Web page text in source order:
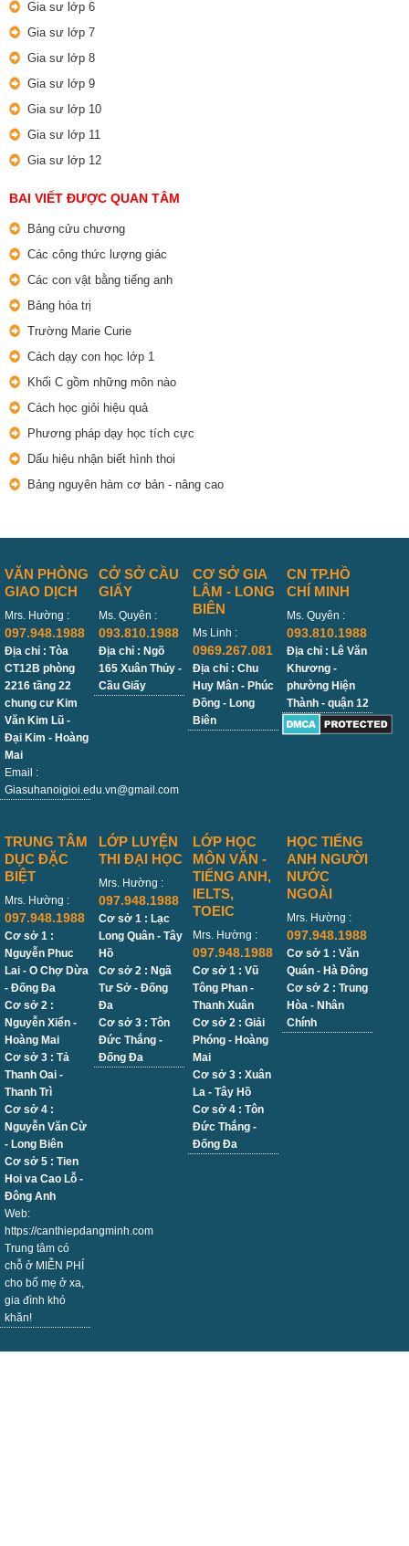
Gia sư lớp 6
Gia sư lớp 7
Gia sư lớp 8
Gia sư lớp 9
Gia sư lớp 10
Gia sư lớp 11
Gia sư lớp 12
BAI VIẾT ĐƯỢC QUAN TÂM
Bảng cửu chương
Các công thức lượng giác
Các con vật bằng tiếng anh
Bảng hóa trị
Trường Marie Curie
Cách dạy con học lớp 1
Khối C gồm những môn nào
Cách học giỏi hiệu quả
Phương pháp dạy học tích cực
Dấu hiệu nhận biết hình thoi
Bảng nguyên hàm cơ bản - nâng cao
VĂN PHÒNG
GIAO DỊCH
Mrs. Hường :
097.948.1988
Địa chỉ : Tòa
CT12B phòng
2216 tầng 22
chung cư Kim
Văn Kim Lũ -
Đại Kim - Hoàng
Mai
Email :
Giasuhanoigioi.edu.vn@gmail.com
CỞ SỞ CẦU
GIẤY
Ms. Quyên :
093.810.1988
Địa chỉ : Ngõ
165 Xuân Thủy -
Cầu Giấy
CƠ SỞ GIA
LÂM - LONG
BIÊN
Ms Linh :
0969.267.081
Địa chỉ : Chu
Huy Mân - Phúc
Đồng - Long
Biên
CN TP.HỒ
CHÍ MINH
Ms. Quyên :
093.810.1988
Địa chỉ : Lê Văn
Khương -
phường Hiện
Thành - quận 12
TRUNG TÂM
DỤC ĐẶC
BIỆT
Mrs. Hường :
097.948.1988
Cơ sở 1 :
Nguyễn Phuc
Lai - O Chợ Dừa
- Đống Đa
Cơ sở 2 :
Nguyễn Xiển -
Hoàng Mai
Cơ sở 3 : Tả
Thanh Oai -
Thanh Trì
Cơ sở 4 :
Nguyễn Văn Cừ
- Long Biên
Cơ sở 5 : Tien
Hoi va Cao Lỗ -
Đông Anh
Web:
https://canthiepdangminh.com
Trung tâm có
chỗ ở MIỄN PHÍ
cho bố mẹ ở xa,
gia đình khó
khăn!
LỚP LUYỆN
THI ĐẠI HỌC
Mrs. Hường :
097.948.1988
Cơ sở 1 : Lạc
Long Quân - Tây
Hồ
Cơ sở 2 : Ngã
Tư Sở - Đống
Đa
Cơ sở 3 : Tôn
Đức Thắng -
Đống Đa
LỚP HỌC
MÔN VĂN -
TIẾNG ANH,
IELTS,
TOEIC
Mrs. Hường :
097.948.1988
Cơ sở 1 : Vũ
Tông Phan -
Thanh Xuân
Cơ sở 2 : Giải
Phóng - Hoàng
Mai
Cơ sở 3 : Xuân
La - Tây Hồ
Cơ sở 4 : Tôn
Đức Thắng -
Đống Đa
HỌC TIẾNG
ANH NGƯỜI
NƯỚC
NGOÀI
Mrs. Hường :
097.948.1988
Cơ sở 1 : Văn
Quán - Hà Đông
Cơ sở 2 : Trung
Hòa - Nhân
Chính